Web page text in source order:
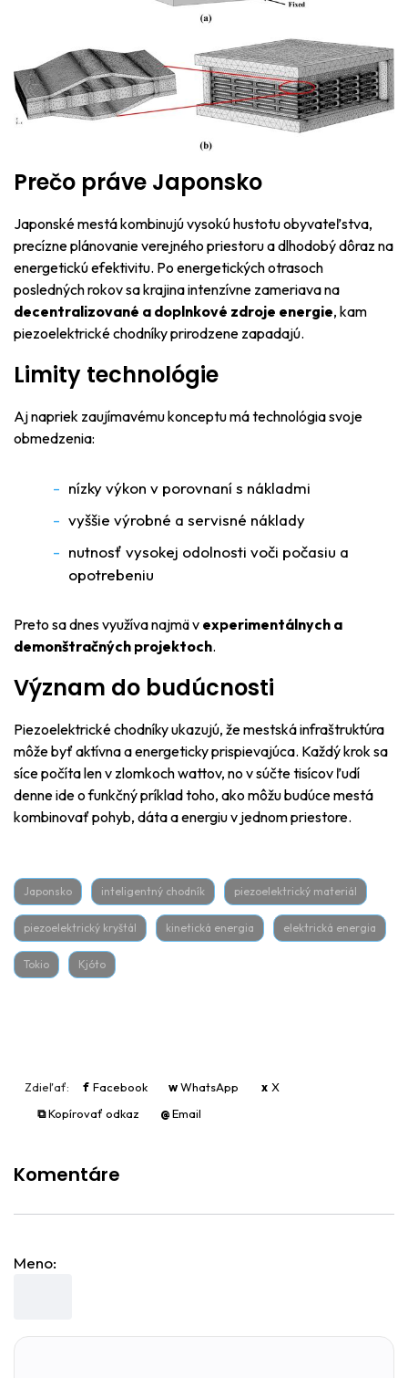
Prečo práve Japonsko
Japonské mestá kombinujú vysokú hustotu obyvateľstva,
precízne plánovanie verejného priestoru a dlhodobý dôraz na
energetickú efektivitu. Po energetických otrasoch
posledných rokov sa krajina intenzívne zameriava na
decentralizované a doplnkové zdroje energie, kam
piezoelektrické chodníky prirodzene zapadajú.
Limity technológie
Aj napriek zaujímavému konceptu má technológia svoje
obmedzenia:
nízky výkon v porovnaní s nákladmi
vyššie výrobné a servisné náklady
nutnosť vysokej odolnosti voči počasiu a
opotrebeniu
Preto sa dnes využíva najmä v experimentálnych a
demonštračných projektoch.
Význam do budúcnosti
Piezoelektrické chodníky ukazujú, že mestská infraštruktúra
môže byť aktívna a energeticky prispievajúca. Každý krok sa
síce počíta len v zlomkoch wattov, no v súčte tisícov ľudí
denne ide o funkčný príklad toho, ako môžu budúce mestá
kombinovať pohyb, dáta a energiu v jednom priestore.
Japonsko inteligentný chodník piezoelektrický materiál
piezoelektrický kryštál kinetická energia elektrická energia
Tokio Kjóto
Zdieľať: f Facebook wWhatsApp x X
⧉ Kopírovať odkaz @Email
Komentáre
Meno: